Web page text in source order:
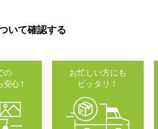
いて確認する
の
心！
お忙しい方にも
ピッタリ！